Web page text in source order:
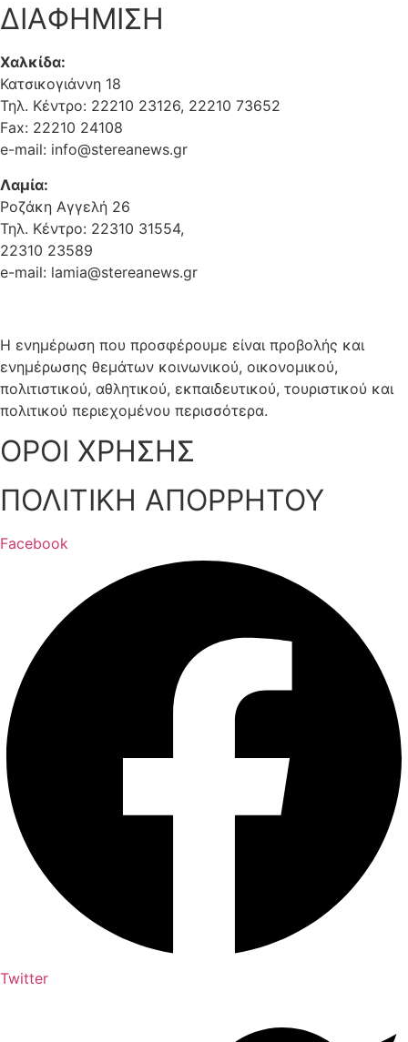
ΔΙΑΦΗΜΙΣΗ
Χαλκίδα:
Κατσικογιάννη 18
Τηλ. Κέντρο: 22210 23126, 22210 73652
Fax: 22210 24108
e-mail: info@stereanews.gr
Λαμία:
Ροζάκη Αγγελή 26
Τηλ. Κέντρο: 22310 31554,
22310 23589
e-mail: lamia@stereanews.gr
Η ενημέρωση που προσφέρουμε είναι προβολής και
ενημέρωσης θεμάτων κοινωνικού, οικονομικού,
πολιτιστικού, αθλητικού, εκπαιδευτικού, τουριστικού και
πολιτικού περιεχομένου περισσότερα.
ΟΡΟΙ ΧΡΗΣΗΣ
ΠΟΛΙΤΙΚΗ ΑΠΟΡΡΗΤΟΥ
Facebook
Twitter